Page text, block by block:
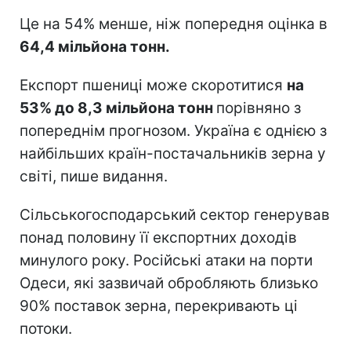
Це на 54% менше, ніж попередня оцінка в
64,4 мільйона тонн.
Експорт пшениці може скоротитися на
53% до 8,3 мільйона тонн порівняно з
попереднім прогнозом. Україна є однією з
найбільших країн-постачальників зерна у
світі, пише видання.
Сільськогосподарський сектор генерував
понад половину її експортних доходів
минулого року. Російські атаки на порти
Одеси, які зазвичай обробляють близько
90% поставок зерна, перекривають ці
потоки.